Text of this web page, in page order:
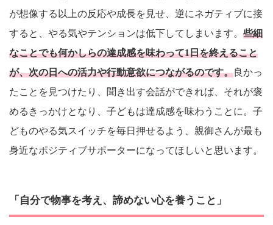
が想像する以上の反応や成長を見せ、逆にネガティブに接
すると、やる気やテンションは低下してしまいます。 些細
なことでも何かしらの達成感を味わって1日を終えること
が、次の日への活力や行動意欲につながるのです。良かっ
たことを見つけたり、聞き出す会話ができれば、それが褒
めるきっかけとなり、子どもは達成感を味わうことに。子
どものやる気スイッチを毎日押せるよう、親御さんが最も
身近なポジティブサポーターになってほしいと思います。
「自分で物事を考え、諦めない心を養うこと」